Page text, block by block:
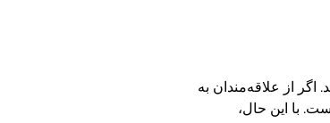
از علاقه‌مندان به
با این حال،